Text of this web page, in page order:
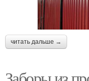
читать дальше →